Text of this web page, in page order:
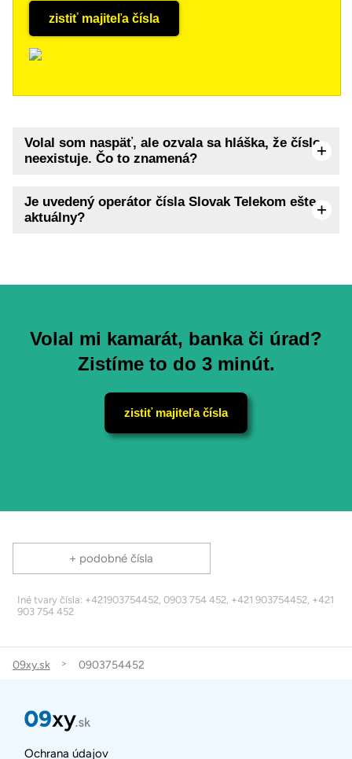
zistiť majiteľa čísla
Volal som naspäť, ale ozvala sa hláška, že číslo
neexistuje. Čo to znamená?
Je uvedený operátor čísla Slovak Telekom ešte
aktuálny?
Volal mi kamarát, banka či úrad?
Zistíme to do 3 minút.
zistiť majiteľa čísla
+ podobné čísla
Iné tvary čísla: +421903754452, 0903 754 452, +421 903754452, +421
903 754 452
09xy.sk 0903754452
Ochrana údajov